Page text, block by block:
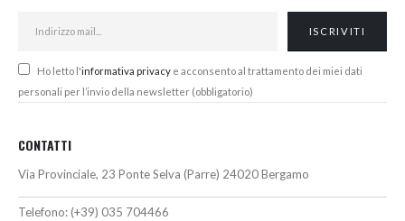
Ho letto l'informativa privacy e acconsento al trattamento dei miei dati
personali per l’invio della newsletter (obbligatorio)
CONTATTI
Via Provinciale, 23 Ponte Selva (Parre) 24020 Bergamo
Telefono: (+39) 035 704466